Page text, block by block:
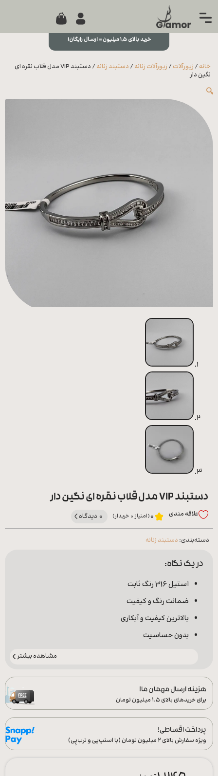
جستجو...
مجله
0
خرید بالای ۱,۵ میلیون = ارسال رایگان!
خانه / زیورآلات / زیورآلات زنانه / دستبند زنانه
/ دستبند VIP مدل قلاب نقره ای
نگین دار
🔍
دستبند VIP مدل قلاب نقره ای نگین دار
علاقه‌ مندی 0(امتیاز 0 خریدار) 0 دیدگاه
دسته‌بندی: دستبند زنانه
در یک نگاه:
استیل 316 رنگ ثابت
ضمانت رنگ و کیفیت
بالاترین کیفیت و آبکاری
بدون حساسیت
مشاهده بیشتر
هزینه ارسال مهمان ما!
برای خریدهای بالای ۱.۵ میلیون تومان
پرداخت اقساطی!
ویژه سفارش‌ بالای ۲ میلیون تومان (با اسنپ‌پی و ترب‌پِی)